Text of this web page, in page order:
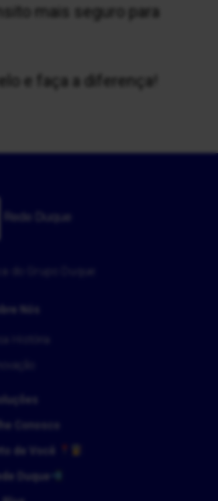
mais seguro para
e faça a diferença!